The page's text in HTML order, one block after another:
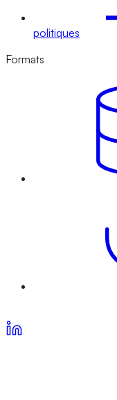
politiques
Formats